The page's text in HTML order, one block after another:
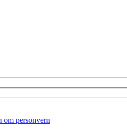
om personvern